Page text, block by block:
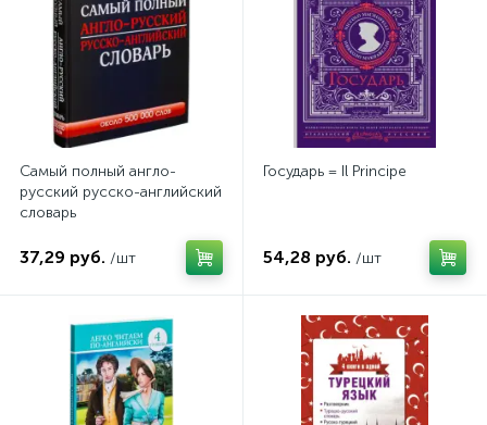
Самый полный англо-
русский русско-английский
словарь
37,29 руб. /шт
Государь = Il Principe
54,28 руб. /шт